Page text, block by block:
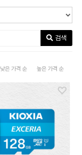
검색
낮은 가격 순 높은 가격 순